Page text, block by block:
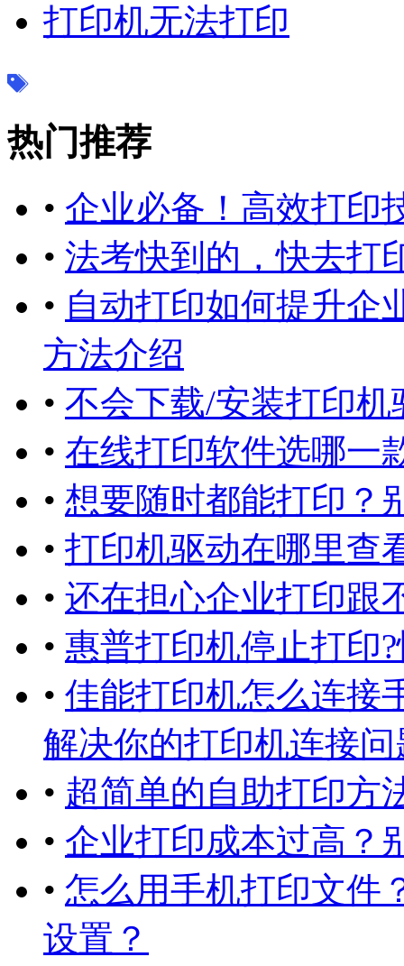
打印机无法打印
热门推荐
• 企业必备！高效打印
• 法考快到的，快去打
• 自动打印如何提升企
方法介绍
• 不会下载/安装打印
• 在线打印软件选哪一
• 想要随时都能打印？
• 打印机驱动在哪里查
• 还在担心企业打印跟
• 惠普打印机停止打印
• 佳能打印机怎么连接
解决你的打印机连接问
• 超简单的自助打印方
• 企业打印成本过高？
• 怎么用手机打印文件
设置？